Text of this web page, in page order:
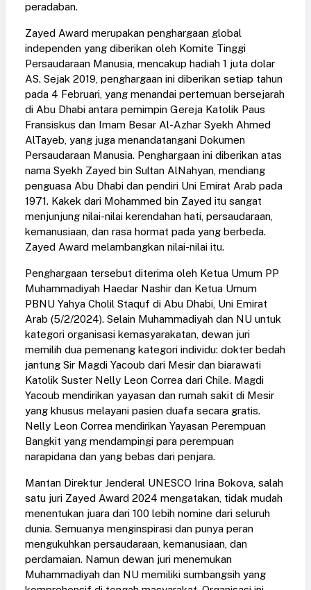
peradaban.
Zayed Award merupakan penghargaan global
independen yang diberikan oleh Komite Tinggi
Persaudaraan Manusia, mencakup hadiah 1 juta dolar
AS. Sejak 2019, penghargaan ini diberikan setiap tahun
pada 4 Februari, yang menandai pertemuan bersejarah
di Abu Dhabi antara pemimpin Gereja Katolik Paus
Fransiskus dan Imam Besar Al-Azhar Syekh Ahmed
AlTayeb, yang juga menandatangani Dokumen
Persaudaraan Manusia. Penghargaan ini diberikan atas
nama Syekh Zayed bin Sultan AlNahyan, mendiang
penguasa Abu Dhabi dan pendiri Uni Emirat Arab pada
1971. Kakek dari Mohammed bin Zayed itu sangat
menjunjung nilai-nilai kerendahan hati, persaudaraan,
kemanusiaan, dan rasa hormat pada yang berbeda.
Zayed Award melambangkan nilai-nilai itu.
Penghargaan tersebut diterima oleh Ketua Umum PP
Muhammadiyah Haedar Nashir dan Ketua Umum
PBNU Yahya Cholil Staquf di Abu Dhabi, Uni Emirat
Arab (5/2/2024). Selain Muhammadiyah dan NU untuk
kategori organisasi kemasyarakatan, dewan juri
memilih dua pemenang kategori individu: dokter bedah
jantung Sir Magdi Yacoub dari Mesir dan biarawati
Katolik Suster Nelly Leon Correa dari Chile. Magdi
Yacoub mendirikan yayasan dan rumah sakit di Mesir
yang khusus melayani pasien duafa secara gratis.
Nelly Leon Correa mendirikan Yayasan Perempuan
Bangkit yang mendampingi para perempuan
narapidana dan yang bebas dari penjara.
Mantan Direktur Jenderal UNESCO Irina Bokova, salah
satu juri Zayed Award 2024 mengatakan, tidak mudah
menentukan juara dari 100 lebih nomine dari seluruh
dunia. Semuanya menginspirasi dan punya peran
mengukuhkan persaudaraan, kemanusiaan, dan
perdamaian. Namun dewan juri menemukan
Muhammadiyah dan NU memiliki sumbangsih yang